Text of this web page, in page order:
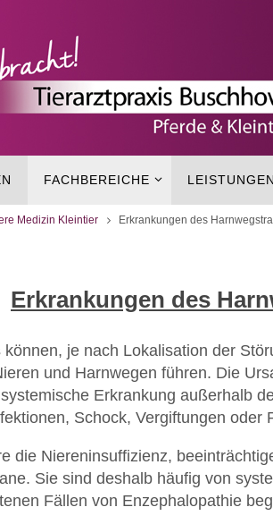
FACHBEREICHE LEISTUNGEN
Medizin Kleintier Erkrankungen des
Erkrankungen des
je nach Lokalisation der
und Harnwegen führen. Die
Erkrankung außerhalb
Schock, Vergiftungen oder
die Niereninsuffizienz,
Sie sind deshalb häufig von
Fällen von Enzephalopathie